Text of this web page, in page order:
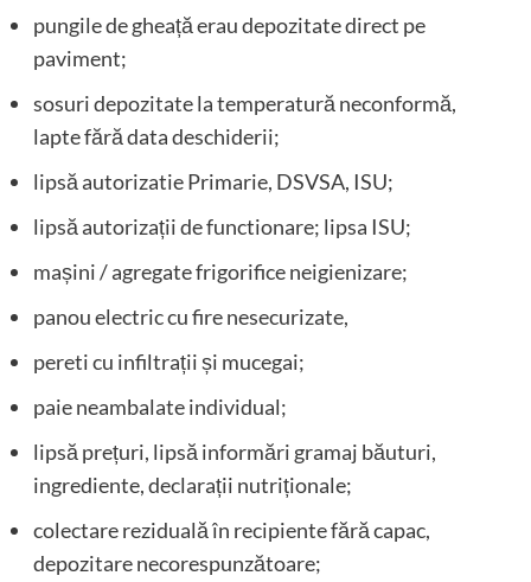
pungile de gheață erau depozitate direct pe
paviment;
sosuri depozitate la temperatură neconformă,
lapte fără data deschiderii;
lipsă autorizatie Primarie, DSVSA, ISU;
lipsă autorizații de functionare; lipsa ISU;
mașini / agregate frigorifice neigienizare;
panou electric cu fire nesecurizate,
pereti cu infiltrații și mucegai;
paie neambalate individual;
lipsă prețuri, lipsă informări gramaj băuturi,
ingrediente, declarații nutriționale;
colectare reziduală în recipiente fără capac,
depozitare necorespunzătoare;